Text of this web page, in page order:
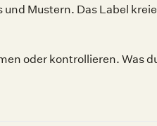
Mustern. Das Label
oder kontrollieren. Was